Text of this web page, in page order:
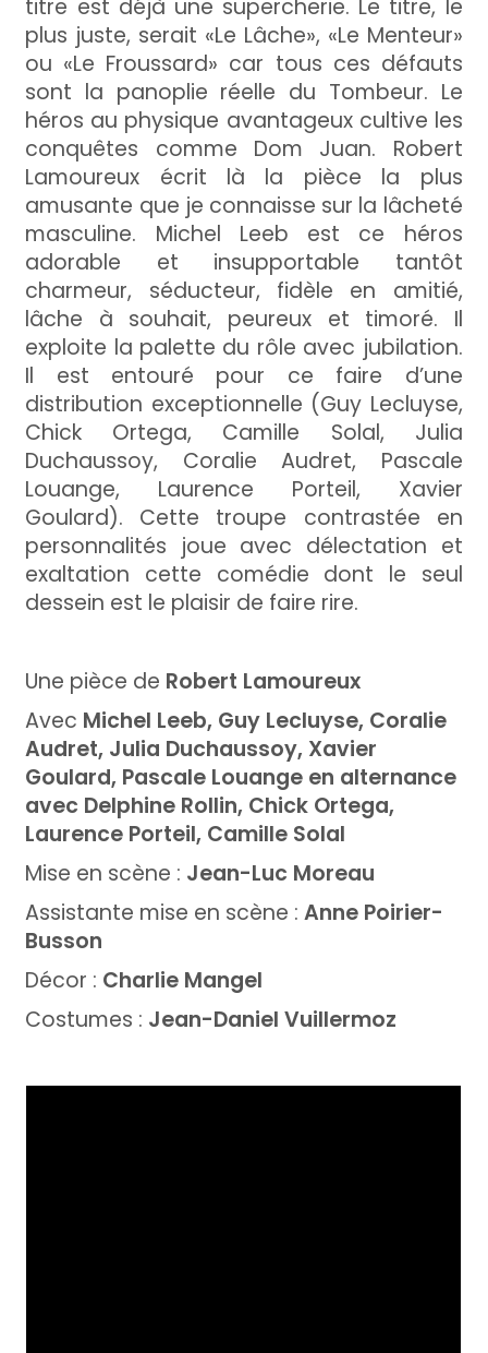
titre est déjà une supercherie. Le titre, le
plus juste, serait «Le Lâche», «Le Menteur»
ou «Le Froussard» car tous ces défauts
sont la panoplie réelle du Tombeur. Le
héros au physique avantageux cultive les
conquêtes comme Dom Juan. Robert
Lamoureux écrit là la pièce la plus
amusante que je connaisse sur la lâcheté
masculine. Michel Leeb est ce héros
adorable et insupportable tantôt
charmeur, séducteur, fidèle en amitié,
lâche à souhait, peureux et timoré. Il
exploite la palette du rôle avec jubilation.
Il est entouré pour ce faire d’une
distribution exceptionnelle (Guy Lecluyse,
Chick Ortega, Camille Solal, Julia
Duchaussoy, Coralie Audret, Pascale
Louange, Laurence Porteil, Xavier
Goulard). Cette troupe contrastée en
personnalités joue avec délectation et
exaltation cette comédie dont le seul
dessein est le plaisir de faire rire.
Une pièce de Robert Lamoureux
Avec Michel Leeb, Guy Lecluyse, Coralie
Audret, Julia Duchaussoy, Xavier
Goulard, Pascale Louange en alternance
avec Delphine Rollin, Chick Ortega,
Laurence Porteil, Camille Solal
Mise en scène : Jean-Luc Moreau
Assistante mise en scène :Anne Poirier-
Busson
Décor : Charlie Mangel
Costumes : Jean-Daniel Vuillermoz